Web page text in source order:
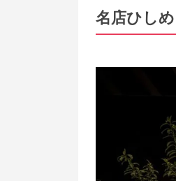
名店ひし